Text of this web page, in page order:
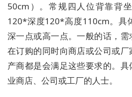
50cm）。常规四人位背靠背
120*深度120*高度110cm。具
深一点或高一点。一般的话，
在订购的同时向商店或公司或
产商都是会满足这些要求的。
业商店、公司或工厂的人士。